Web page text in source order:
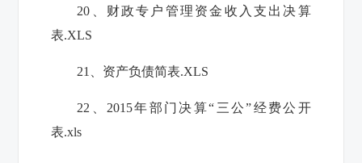
20、财政专户管理资金收入支出决算
表.XLS
21、资产负债简表.XLS
22、2015年部门决算“三公”经费公开
表.xls